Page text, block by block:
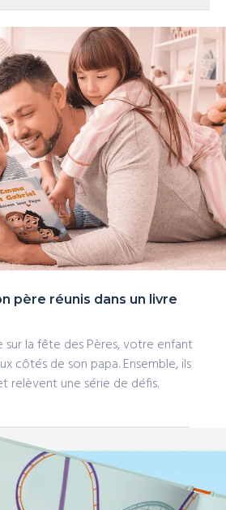
vous garantir la meilleure
rapide, partout en Europe.
expédié en Europe. Livraison
père réunis dans un livre
sur la fête des Pères, votre enfant
côtés de son papa. Ensemble, ils
relèvent une série de défis.